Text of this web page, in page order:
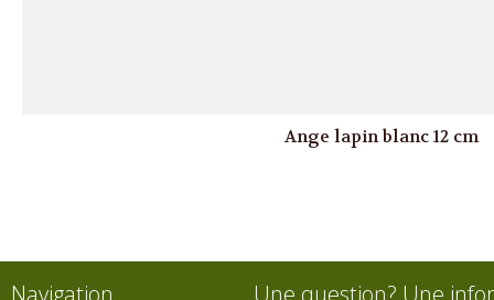
Ange lapin blanc 12 cm
Navigation Une question? Une